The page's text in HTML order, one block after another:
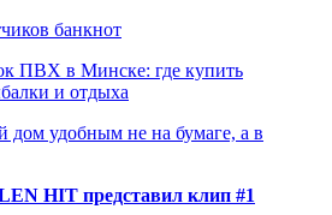
банкнот
ПВХ в Минске: где купить
и отдыха
дом удобным не на бумаге, а в
HIT представил клип #1